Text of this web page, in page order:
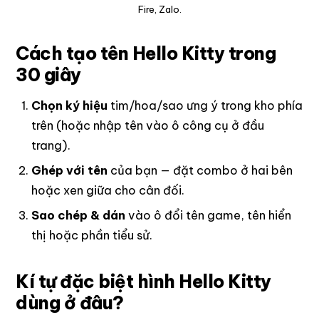
Fire, Zalo.
Cách tạo tên Hello Kitty trong
30 giây
Chọn ký hiệu tim/hoa/sao ưng ý trong kho phía
trên (hoặc nhập tên vào ô công cụ ở đầu
trang).
Ghép với tên của bạn — đặt combo ở hai bên
hoặc xen giữa cho cân đối.
Sao chép & dán vào ô đổi tên game, tên hiển
thị hoặc phần tiểu sử.
Kí tự đặc biệt hình Hello Kitty
dùng ở đâu?